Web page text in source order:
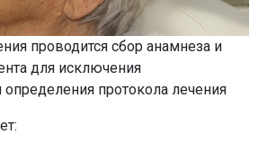
проводится сбор анамнеза и
для исключения
определения протокола лечения